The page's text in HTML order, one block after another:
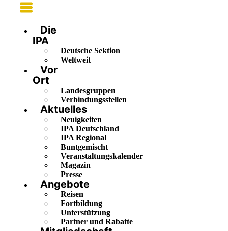
Main
Menu
Die
IPA
Deutsche Sektion
Weltweit
Vor
Ort
Landesgruppen
Verbindungsstellen
Aktuelles
Neuigkeiten
IPA Deutschland
IPA Regional
Buntgemischt
Veranstaltungskalender
Magazin
Presse
Angebote
Reisen
Fortbildung
Unterstützung
Partner und Rabatte